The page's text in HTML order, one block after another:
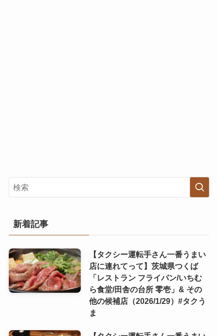
新着記事
【タクシー運転手さん一番うまい
店に連れてって】茨城県つくば
「レストラン フライパン/いちむ
ら食堂/田舎の台所 零壱」& その
他の候補店（2026/1/29）#タクう
ま